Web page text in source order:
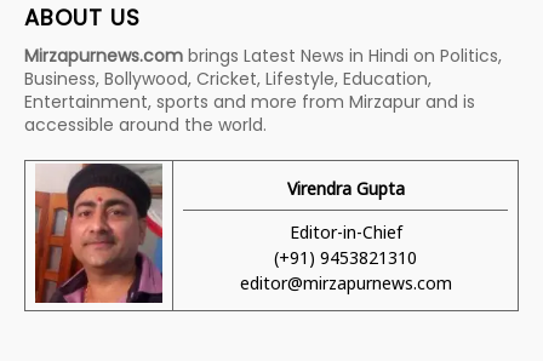
ABOUT US
Mirzapurnews.com brings Latest News in Hindi on Politics,
Business, Bollywood, Cricket, Lifestyle, Education,
Entertainment, sports and more from Mirzapur and is
accessible around the world.
Virendra Gupta
Editor-in-Chief
(+91) 9453821310
editor@mirzapurnews.com